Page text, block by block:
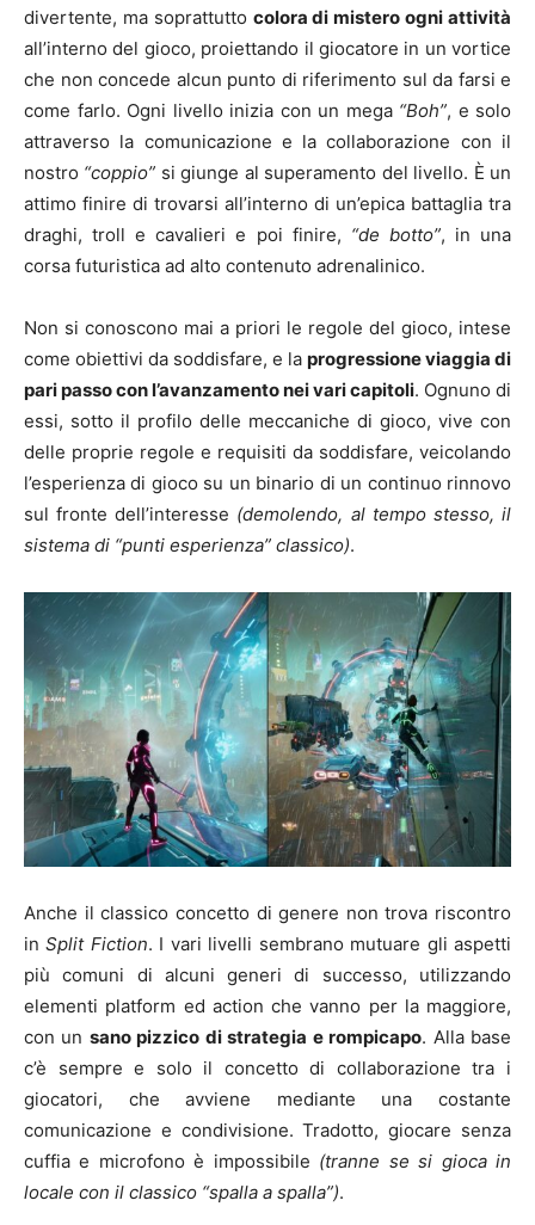
divertente, ma soprattutto colora di mistero ogni attività
all’interno del gioco, proiettando il giocatore in un vortice
che non concede alcun punto di riferimento sul da farsi e
come farlo. Ogni livello inizia con un mega “Boh”, e solo
attraverso la comunicazione e la collaborazione con il
nostro “coppio” si giunge al superamento del livello. È un
attimo finire di trovarsi all’interno di un’epica battaglia tra
draghi, troll e cavalieri e poi finire, “de botto”, in una
corsa futuristica ad alto contenuto adrenalinico.
Non si conoscono mai a priori le regole del gioco, intese
come obiettivi da soddisfare, e la progressione viaggia di
pari passo con l’avanzamento nei vari capitoli. Ognuno di
essi, sotto il profilo delle meccaniche di gioco, vive con
delle proprie regole e requisiti da soddisfare, veicolando
l’esperienza di gioco su un binario di un continuo rinnovo
sul fronte dell’interesse (demolendo, al tempo stesso, il
sistema di “punti esperienza” classico).
Anche il classico concetto di genere non trova riscontro
inSplit Fiction. I vari livelli sembrano mutuare gli aspetti
più comuni di alcuni generi di successo, utilizzando
elementi platform ed action che vanno per la maggiore,
con un sano pizzico di strategia e rompicapo. Alla base
c’è sempre e solo il concetto di collaborazione tra i
giocatori, che avviene mediante una costante
comunicazione e condivisione. Tradotto, giocare senza
cuffia e microfono è impossibile (tranne se si gioca in
locale con il classico “spalla a spalla”).